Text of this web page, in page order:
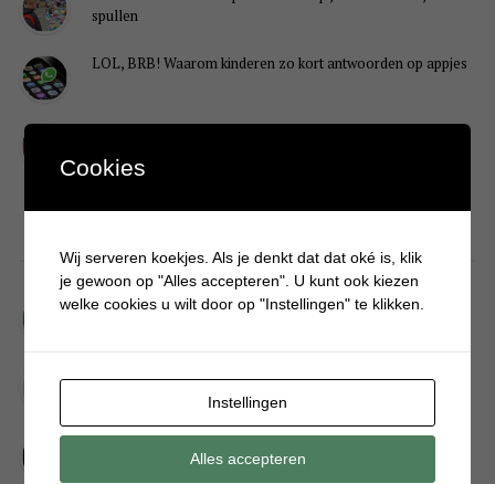
spullen
LOL, BRB! Waarom kinderen zo kort antwoorden op appjes
Simpele DIY: Maak een geurroos van watten
Sneeuwpopkrans maken om bij de voordeur te hangen
Cookies
Wij serveren koekjes. Als je denkt dat dat oké is, klik
je gewoon op "Alles accepteren". U kunt ook kiezen
welke cookies u wilt door op "Instellingen" te klikken.
Instellingen
Alles accepteren